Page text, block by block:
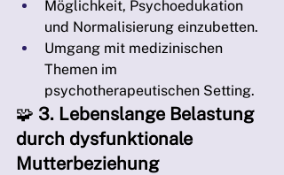
Möglichkeit, Psychoedukation
und Normalisierung einzubetten.
Umgang mit medizinischen
Themen im
psychotherapeutischen Setting.
🧩 3. Lebenslange Belastung
durch dysfunktionale
Mutterbeziehung